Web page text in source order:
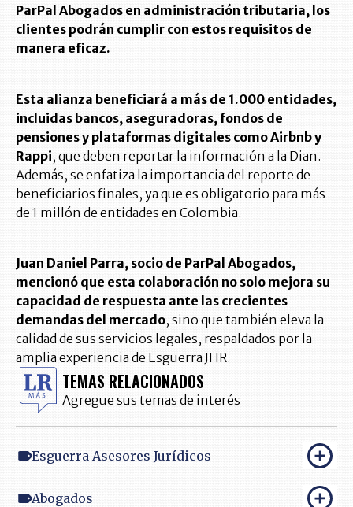
ParPal Abogados en administración tributaria, los
clientes podrán cumplir con estos requisitos de
manera eficaz.
Esta alianza beneficiará a más de 1.000 entidades,
incluidas bancos, aseguradoras, fondos de
pensiones y plataformas digitales como Airbnb y
Rappi, que deben reportar la información a la Dian.
Además, se enfatiza la importancia del reporte de
beneficiarios finales, ya que es obligatorio para más
de 1 millón de entidades en Colombia.
Juan Daniel Parra, socio de ParPal Abogados,
mencionó que esta colaboración no solo mejora su
capacidad de respuesta ante las crecientes
demandas del mercado, sino que también eleva la
calidad de sus servicios legales, respaldados por la
amplia experiencia de Esguerra JHR.
TEMAS RELACIONADOS
Agregue sus temas de interés
Esguerra Asesores Jurídicos
Abogados